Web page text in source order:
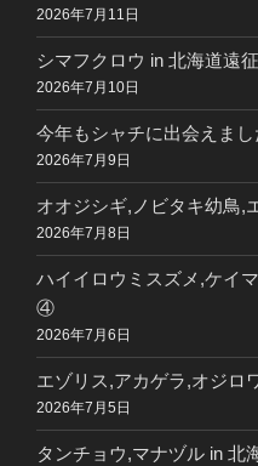
2026年7月11日
シマフクロウ in 北海道遠
2026年7月10日
今年もシャチに出会えま
2026年7月9日
オオジシギ,ノビタキ幼鳥
2026年7月8日
ハイイロウミスズメ,ケイ
④
2026年7月6日
エゾリス,アカゲラ,オジ
2026年7月5日
タンチョウ,マナヅル in 北